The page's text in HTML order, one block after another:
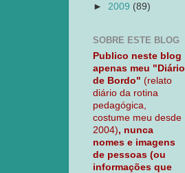
► 2009 (89)
SOBRE ESTE BLOG
Publico neste blog
apenas meu "Diário
de Bordo" (relato
diário da rotina
pedagógica,
costume meu desde
2004), nunca
nomes e imagens
de pessoas (ou
informações que